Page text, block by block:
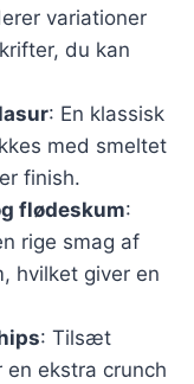
variationer
du kan
: En klassisk
med smeltet
finish.
flødeskum:
rige smag af
hvilket giver en
: Tilsæt
ekstra crunch